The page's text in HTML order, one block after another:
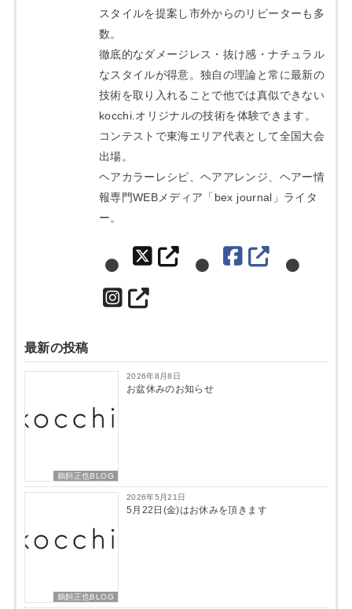
スタイルを提案し市外からのリピーターも多
数。
徹底的なダメージレス・抜け感・ナチュラル
なスタイルが得意。独自の理論と常に最新の
技術を取り入れることで他では真似できない
kocchi.オリジナルの技術を体験できます。
コンテストで東海エリア代表として全国大会
出場。
ヘアカラーレシピ、ヘアアレンジ、ヘアー情
報専門WEBメディア「bex journal」ライタ
ー。
最新の投稿
鵜飼正也BLOG
2026年8月8日
お盆休みのお知らせ
鵜飼正也BLOG
2026年5月21日
5月22日(金)はお休みを頂きます